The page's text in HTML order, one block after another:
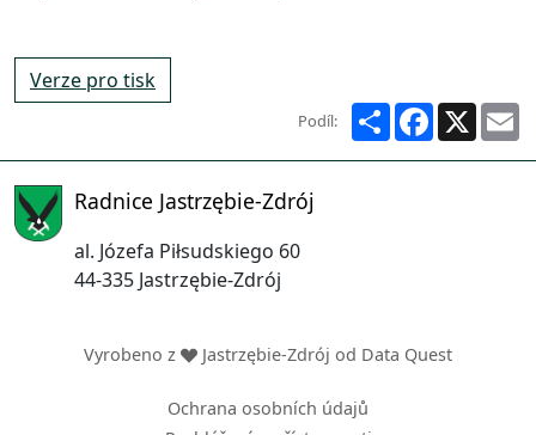
Verze pro tisk
Podíl: ShareFacebook
X
Radnice Jastrzębie-Zdrój
al. Józefa Piłsudskiego 60
44-335 Jastrzębie-Zdrój
Vyrobeno z Jastrzębie-Zdrój od Data Quest
Ochrana osobních údajů